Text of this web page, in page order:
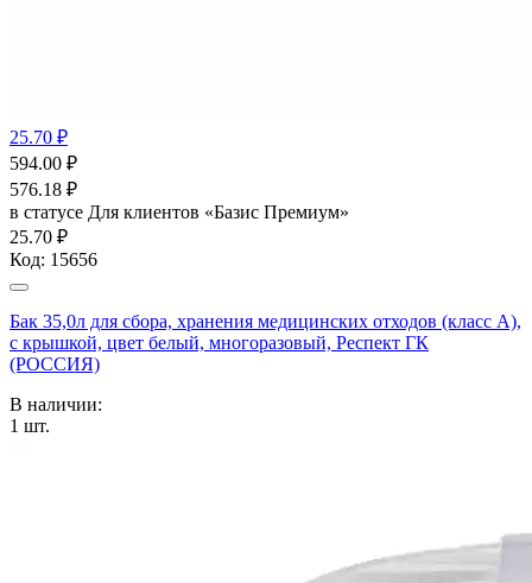
25.70 ₽
594.00 ₽
576.18 ₽
в статусе Для клиентов «Базис Премиум»
25.70 ₽
Код: 15656
Бак 35,0л для сбора, хранения медицинских отходов (класс А),
с крышкой, цвет белый, многоразовый, Респект ГК
(РОССИЯ)
В наличии:
1 шт.